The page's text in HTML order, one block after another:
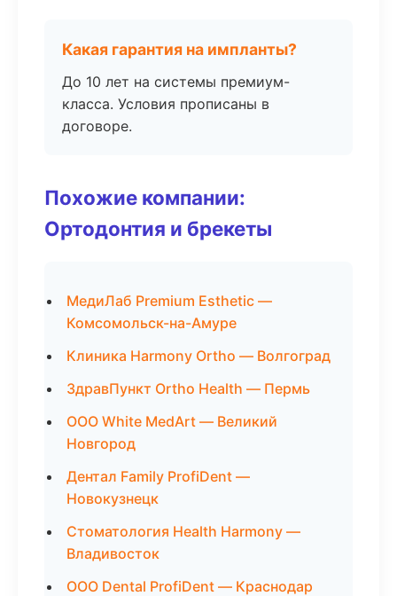
Какая гарантия на импланты?
До 10 лет на системы премиум-
класса. Условия прописаны в
договоре.
Похожие компании:
Ортодонтия и брекеты
МедиЛаб Premium Esthetic —
Комсомольск-на-Амуре
Клиника Harmony Ortho — Волгоград
ЗдравПункт Ortho Health — Пермь
ООО White MedArt — Великий
Новгород
Дентал Family ProfiDent —
Новокузнецк
Стоматология Health Harmony —
Владивосток
ООО Dental ProfiDent — Краснодар